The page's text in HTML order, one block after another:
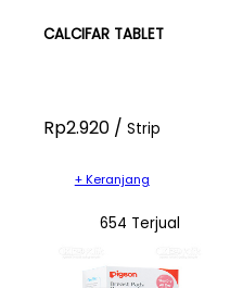
CALCIFAR TABLET
Rp2.920 / Strip
+ Keranjang
654 Terjual